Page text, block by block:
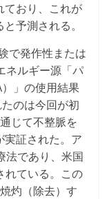
ており、これが
予測される。
で発作性または
ネルギー源「パ
」の使用結果
のは今回が初
じて不整脈を
実証された。ア
法であり、米国
れている。この
灼（除去）す